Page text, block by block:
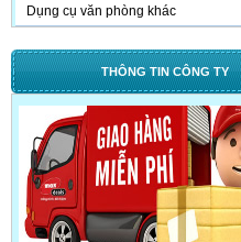
Dụng cụ văn phòng khác
THÔNG TIN CÔNG TY